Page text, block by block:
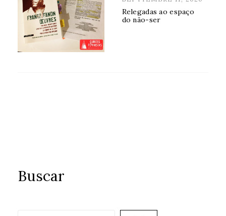
ON
Relegadas ao espaço
do não-ser
Buscar